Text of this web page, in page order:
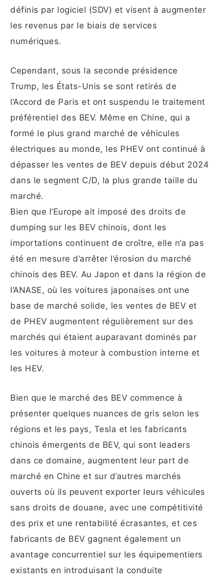
définis par logiciel (SDV) et visent à augmenter
les revenus par le biais de services
numériques.
Cependant, sous la seconde présidence
Trump, les États-Unis se sont retirés de
l’Accord de Paris et ont suspendu le traitement
préférentiel des BEV. Même en Chine, qui a
formé le plus grand marché de véhicules
électriques au monde, les PHEV ont continué à
dépasser les ventes de BEV depuis début 2024
dans le segment C/D, la plus grande taille du
marché.
Bien que l’Europe ait imposé des droits de
dumping sur les BEV chinois, dont les
importations continuent de croître, elle n’a pas
été en mesure d’arrêter l’érosion du marché
chinois des BEV. Au Japon et dans la région de
l’ANASE, où les voitures japonaises ont une
base de marché solide, les ventes de BEV et
de PHEV augmentent régulièrement sur des
marchés qui étaient auparavant dominés par
les voitures à moteur à combustion interne et
les HEV.
Bien que le marché des BEV commence à
présenter quelques nuances de gris selon les
régions et les pays, Tesla et les fabricants
chinois émergents de BEV, qui sont leaders
dans ce domaine, augmentent leur part de
marché en Chine et sur d’autres marchés
ouverts où ils peuvent exporter leurs véhicules
sans droits de douane, avec une compétitivité
des prix et une rentabilité écrasantes, et ces
fabricants de BEV gagnent également un
avantage concurrentiel sur les équipementiers
existants en introduisant la conduite